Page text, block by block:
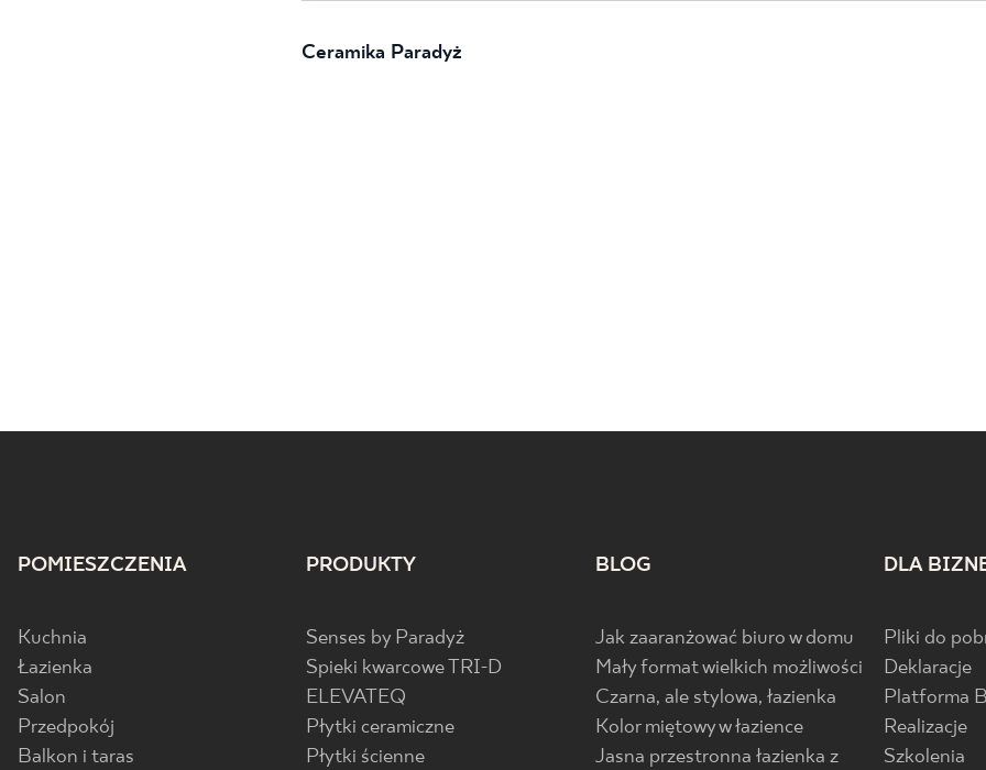
Ceramika Paradyż
POMIESZCZENIA
Kuchnia
Łazienka
Salon
Przedpokój
Balkon i taras
PRODUKTY
Senses by Paradyż
Spieki kwarcowe TRI-D
ELEVATEQ
Płytki ceramiczne
Płytki ścienne
BLOG
Jak zaaranżować biuro w domu
Mały format wielkich możliwości
Czarna, ale stylowa, łazienka
Kolor miętowy w łazience
Jasna przestronna łazienka z
DLA
Pliki do
Deklaracje
Platforma
Realizacje
Szkolenia